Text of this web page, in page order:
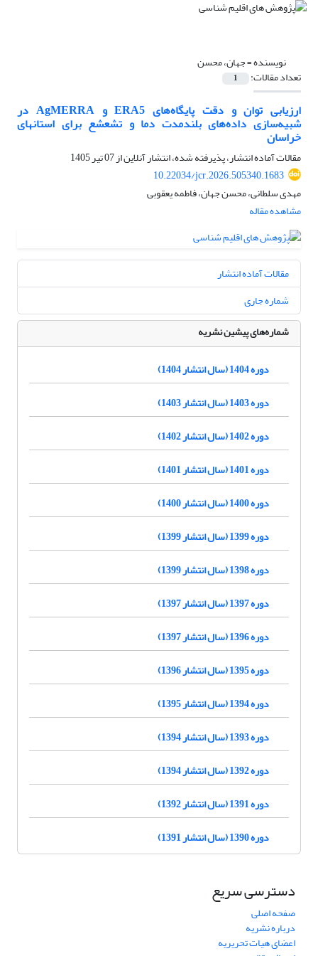
نویسنده =جهان، محسن
تعداد مقالات: 1
ارزیابی توان و دقت پایگاه‌های ERA5 و AgMERRA در
شبیه‌سازی داده‌های بلندمدت دما و تشعشع برای استان‎های
خراسان
مقالات آماده انتشار، پذیرفته شده، انتشار آنلاین از07 تیر 1405
10.22034/jcr.2026.505340.1683
مهدی سلطانی، محسن جهان، فاطمه یعقوبی
مشاهده مقاله
مقالات آماده انتشار
شماره جاری
شماره‌های پیشین نشریه
دوره 1404 (سال انتشار 1404)
دوره 1403 (سال انتشار 1403)
دوره 1402 (سال انتشار 1402)
دوره 1401 (سال انتشار 1401)
دوره 1400 (سال انتشار 1400)
دوره 1399 (سال انتشار 1399)
دوره 1398 (سال انتشار 1399)
دوره 1397 (سال انتشار 1397)
دوره 1396 (سال انتشار 1397)
دوره 1395 (سال انتشار 1396)
دوره 1394 (سال انتشار 1395)
دوره 1393 (سال انتشار 1394)
دوره 1392 (سال انتشار 1394)
دوره 1391 (سال انتشار 1392)
دوره 1390 (سال انتشار 1391)
دسترسی سریع
صفحه اصلی
درباره نشریه
اعضای هیات تحریریه